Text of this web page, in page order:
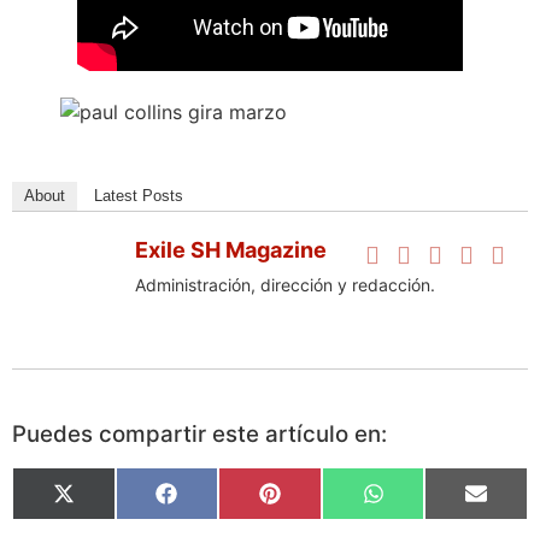
About Latest Posts
Exile SH Magazine
Administración, dirección y redacción.
Puedes compartir este artículo en:
X
(Twitter)
Facebook Pinterest WhatsApp Email